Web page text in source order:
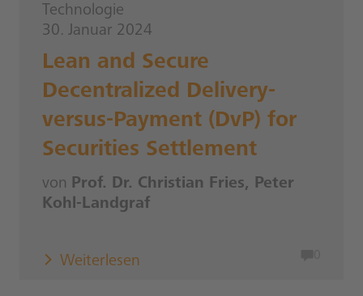
Technologie
30. Januar 2024
Lean and Secure
Decentralized Delivery-
versus-Payment (DvP) for
Securities Settlement
von Prof. Dr. Christian Fries, Peter
Kohl-Landgraf
Weiterlesen